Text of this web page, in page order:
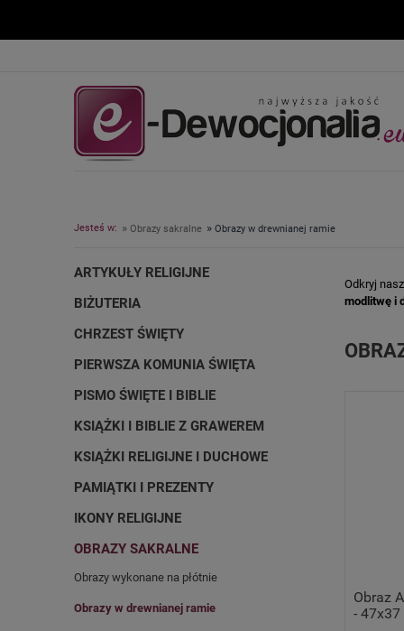
Jesteś w: » Obrazy sakralne » Obrazy w drewnianej ramie
ARTYKUŁY RELIGIJNE
BIŻUTERIA
CHRZEST ŚWIĘTY
PIERWSZA KOMUNIA ŚWIĘTA
PISMO ŚWIĘTE I BIBLIE
KSIĄŻKI I BIBLIE Z GRAWEREM
KSIĄŻKI RELIGIJNE I DUCHOWE
PAMIĄTKI I PREZENTY
IKONY RELIGIJNE
OBRAZY SAKRALNE
Obrazy wykonane na płótnie
Obrazy w drewnianej ramie
Odkryj
modlitwę i
Obraz
- 47x37